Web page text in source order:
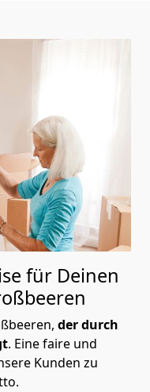
für Deinen
der durch
. Eine faire und
Kunden zu